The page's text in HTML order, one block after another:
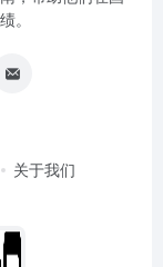
。
关于我们